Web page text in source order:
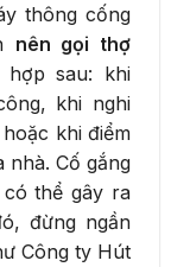
thông cống
nên gọi thợ
sau: khi
khi nghi
khi điểm
nhà. Cố gắng
thể gây ra
đừng ngần
Công ty Hút